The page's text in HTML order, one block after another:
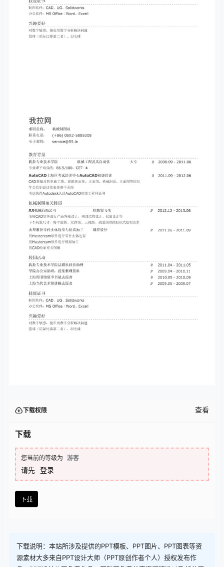
下载权限 查看
下载
您当前的等级为 游客
请先 登录
下载
下载说明：本站所涉及提供的PPT模板、PPT图片、PPT图表等资
源素材大多来自PPT设计大师（PPT原创作者个人）授权发布作